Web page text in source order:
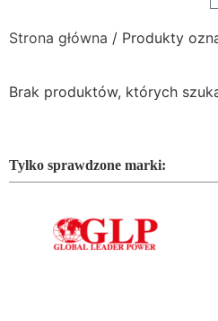
Strona główna / Produkty
Brak produktów, których
Tylko sprawdzone marki: